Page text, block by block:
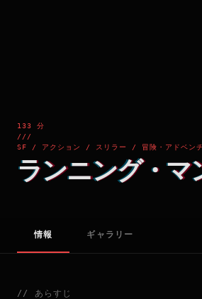
133 分
///
SF / アクション / スリラー / 冒険・アドベンチ
ランニング・マ
情報 ギャラリー
// あらすじ